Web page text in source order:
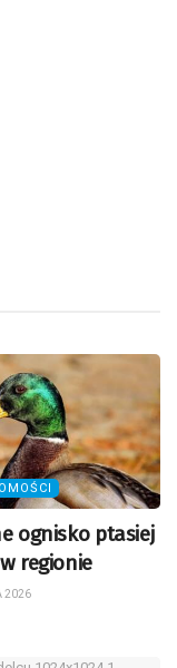
ognisko ptasiej
regionie
2026